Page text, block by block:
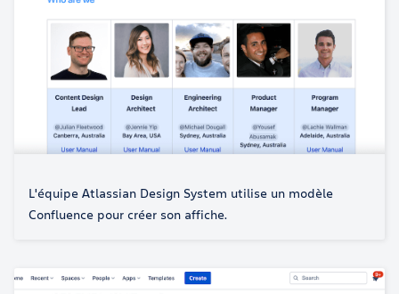
L'équipe Atlassian Design System utilise un modèle
Confluence pour créer son affiche.